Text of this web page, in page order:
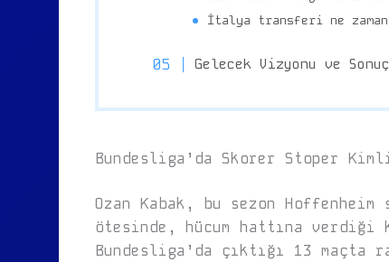
İtalya transferi ne
Gelecek Vizyonu ve Sonuç
Bundesliga’da Skorer Stoper
Ozan Kabak, bu sezon Hoffenheim
ötesinde, hücum hattına
Bundesliga’da çıktığı 13